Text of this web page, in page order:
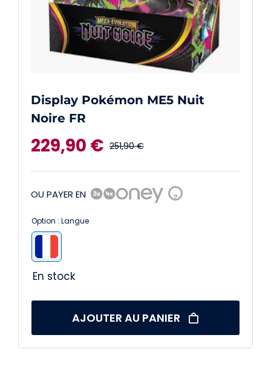
Display Pokémon ME5 Nuit
Noire FR
251,90€
prix
initial
229,90 €
prix
actuel
OU PAYER EN ?
Option : Langue
En stock
AJOUTER AU PANIER